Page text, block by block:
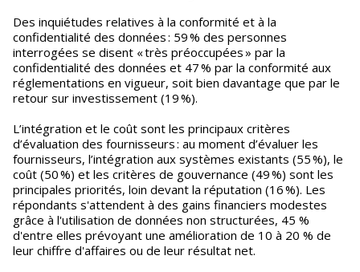
Des inquiétudes relatives à la conformité et à la
confidentialité des données : 59 % des personnes
interrogées se disent « très préoccupées » par la
confidentialité des données et 47 % par la conformité aux
réglementations en vigueur, soit bien davantage que par le
retour sur investissement (19 %).
L’intégration et le coût sont les principaux critères
d’évaluation des fournisseurs : au moment d’évaluer les
fournisseurs, l’intégration aux systèmes existants (55 %), le
coût (50 %) et les critères de gouvernance (49 %) sont les
principales priorités, loin devant la réputation (16 %). Les
répondants s'attendent à des gains financiers modestes
grâce à l'utilisation de données non structurées, 45 %
d'entre elles prévoyant une amélioration de 10 à 20 % de
leur chiffre d'affaires ou de leur résultat net.